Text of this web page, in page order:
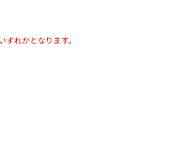
れかとなります。